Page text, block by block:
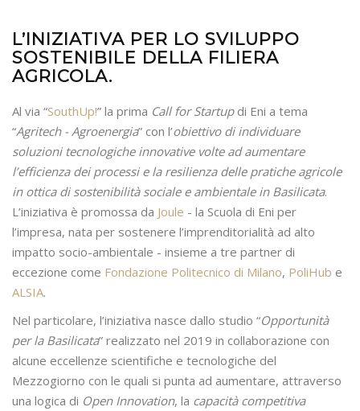
L’INIZIATIVA PER LO SVILUPPO
SOSTENIBILE DELLA FILIERA
AGRICOLA.
Al via “SouthUp!” la prima Call for Startupdi Eni a tema
“Agritech - Agroenergia” con l’obiettivo di individuare
soluzioni tecnologiche innovative volte ad aumentare
l’efficienza dei processi e la resilienza delle pratiche agricole
in ottica di sostenibilità sociale e ambientale in Basilicata.
L’iniziativa è promossa da Joule - la Scuola di Eni per
l’impresa, nata per sostenere l’imprenditorialità ad alto
impatto socio-ambientale - insieme a tre partner di
eccezione come Fondazione Politecnico di Milano, PoliHub e
ALSIA.
Nel particolare, l’iniziativa nasce dallo studio “Opportunità
per la Basilicata” realizzato nel 2019 in collaborazione con
alcune eccellenze scientifiche e tecnologiche del
Mezzogiorno con le quali si punta ad aumentare, attraverso
una logica di Open Innovation, la capacità competitiva